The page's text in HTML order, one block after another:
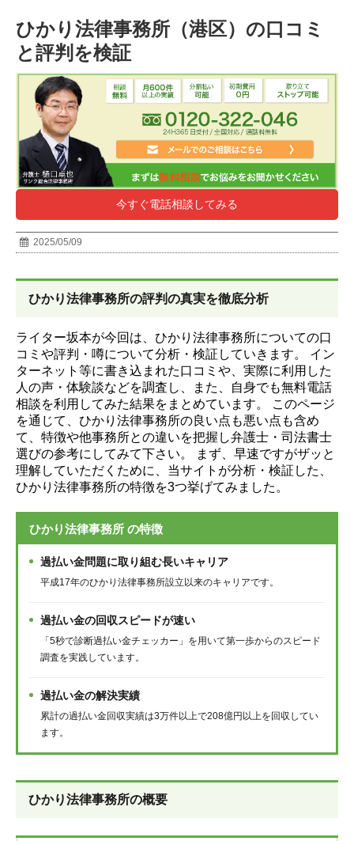
ひかり法律事務所（港区）の口コミ
と評判を検証
今すぐ電話相談してみる
2025/05/09
ひかり法律事務所の評判の真実を徹底分析
ライター坂本が今回は、ひかり法律事務所についての口
コミや評判・噂について分析・検証していきます。
イン
ターネット等に書き込まれた口コミや、実際に利用した
人の声・体験談などを調査し、
また、自身でも無料電話
相談を利用してみた結果をまとめています。
このページ
を通じて、ひかり法律事務所の良い点も悪い点も含め
て、特徴や他事務所との違いを把握し弁護士・司法書士
選びの参考にしてみて下さい。
まず、早速ですがザッと
理解していただくために、当サイトが分析・検証した、
ひかり法律事務所の特徴を3つ挙げてみました。
ひかり法律事務所 の特徴
過払い金問題に取り組む長いキャリア
平成17年のひかり法律事務所設立以来のキャリアです。
過払い金の回収スピードが速い
「5秒で診断過払い金チェッカー」を用いて第一歩からのスピード
調査を実践しています。
過払い金の解決実績
累計の過払い金回収実績は3万件以上で208億円以上を回収してい
ます。
ひかり法律事務所の概要